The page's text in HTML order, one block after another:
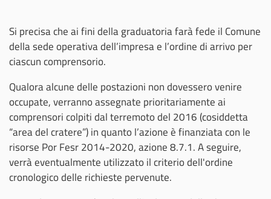
Si precisa che ai fini della graduatoria farà fede il Comune
della sede operativa dell’impresa e l’ordine di arrivo per
ciascun comprensorio.
Qualora alcune delle postazioni non dovessero venire
occupate, verranno assegnate prioritariamente ai
comprensori colpiti dal terremoto del 2016 (cosiddetta
“area del cratere”) in quanto l’azione è finanziata con le
risorse Por Fesr 2014-2020, azione 8.7.1. A seguire,
verrà eventualmente utilizzato il criterio dell'ordine
cronologico delle richieste pervenute.